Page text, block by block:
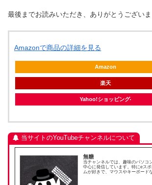
最後までお読みいただき、ありがとうござい
Amazonで商品の詳細を見る
Amazon
楽天
Yahoo!ショッピング
当サイトのYouTubeチャンネルについて
無糖
当チャンネルでは、趣味のパソコ
中心に発信しています。特にeス
ムが好きで、マウスやキーボード